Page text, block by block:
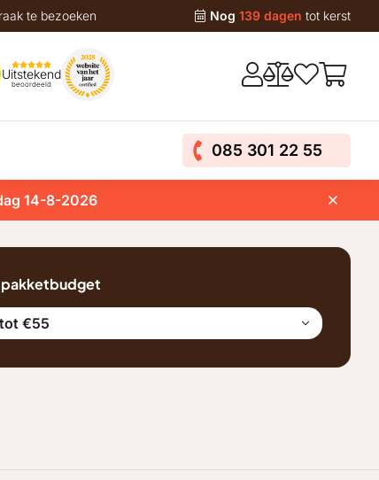
te bezoeken Nog 139 dagen tot kerst
Uitstekend
beoordeeld
085 301 22 55
14-8-2026
pakketbudget
€55